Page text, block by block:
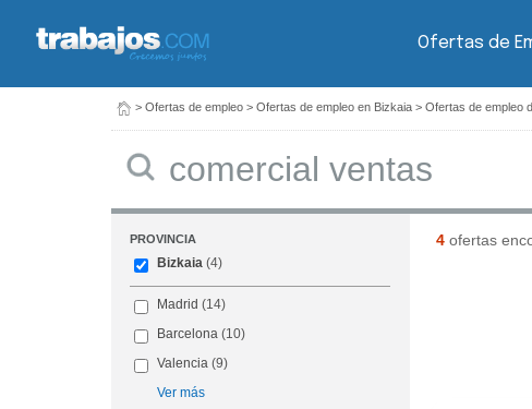
Ofertas de
> Ofertas de empleo > Ofertas de empleo en Bizkaia > Ofertas de empleo
PROVINCIA
Bizkaia (4)
Madrid (14)
Barcelona (10)
Valencia (9)
Ver más
4ofertas